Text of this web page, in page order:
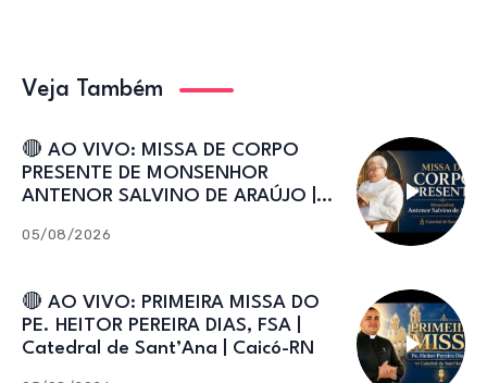
Veja Também
🔴 AO VIVO: MISSA DE CORPO
PRESENTE DE MONSENHOR
ANTENOR SALVINO DE ARAÚJO |
05/08/2026
🔴 AO VIVO: PRIMEIRA MISSA DO
PE. HEITOR PEREIRA DIAS, FSA |
Catedral de Sant’Ana | Caicó-RN